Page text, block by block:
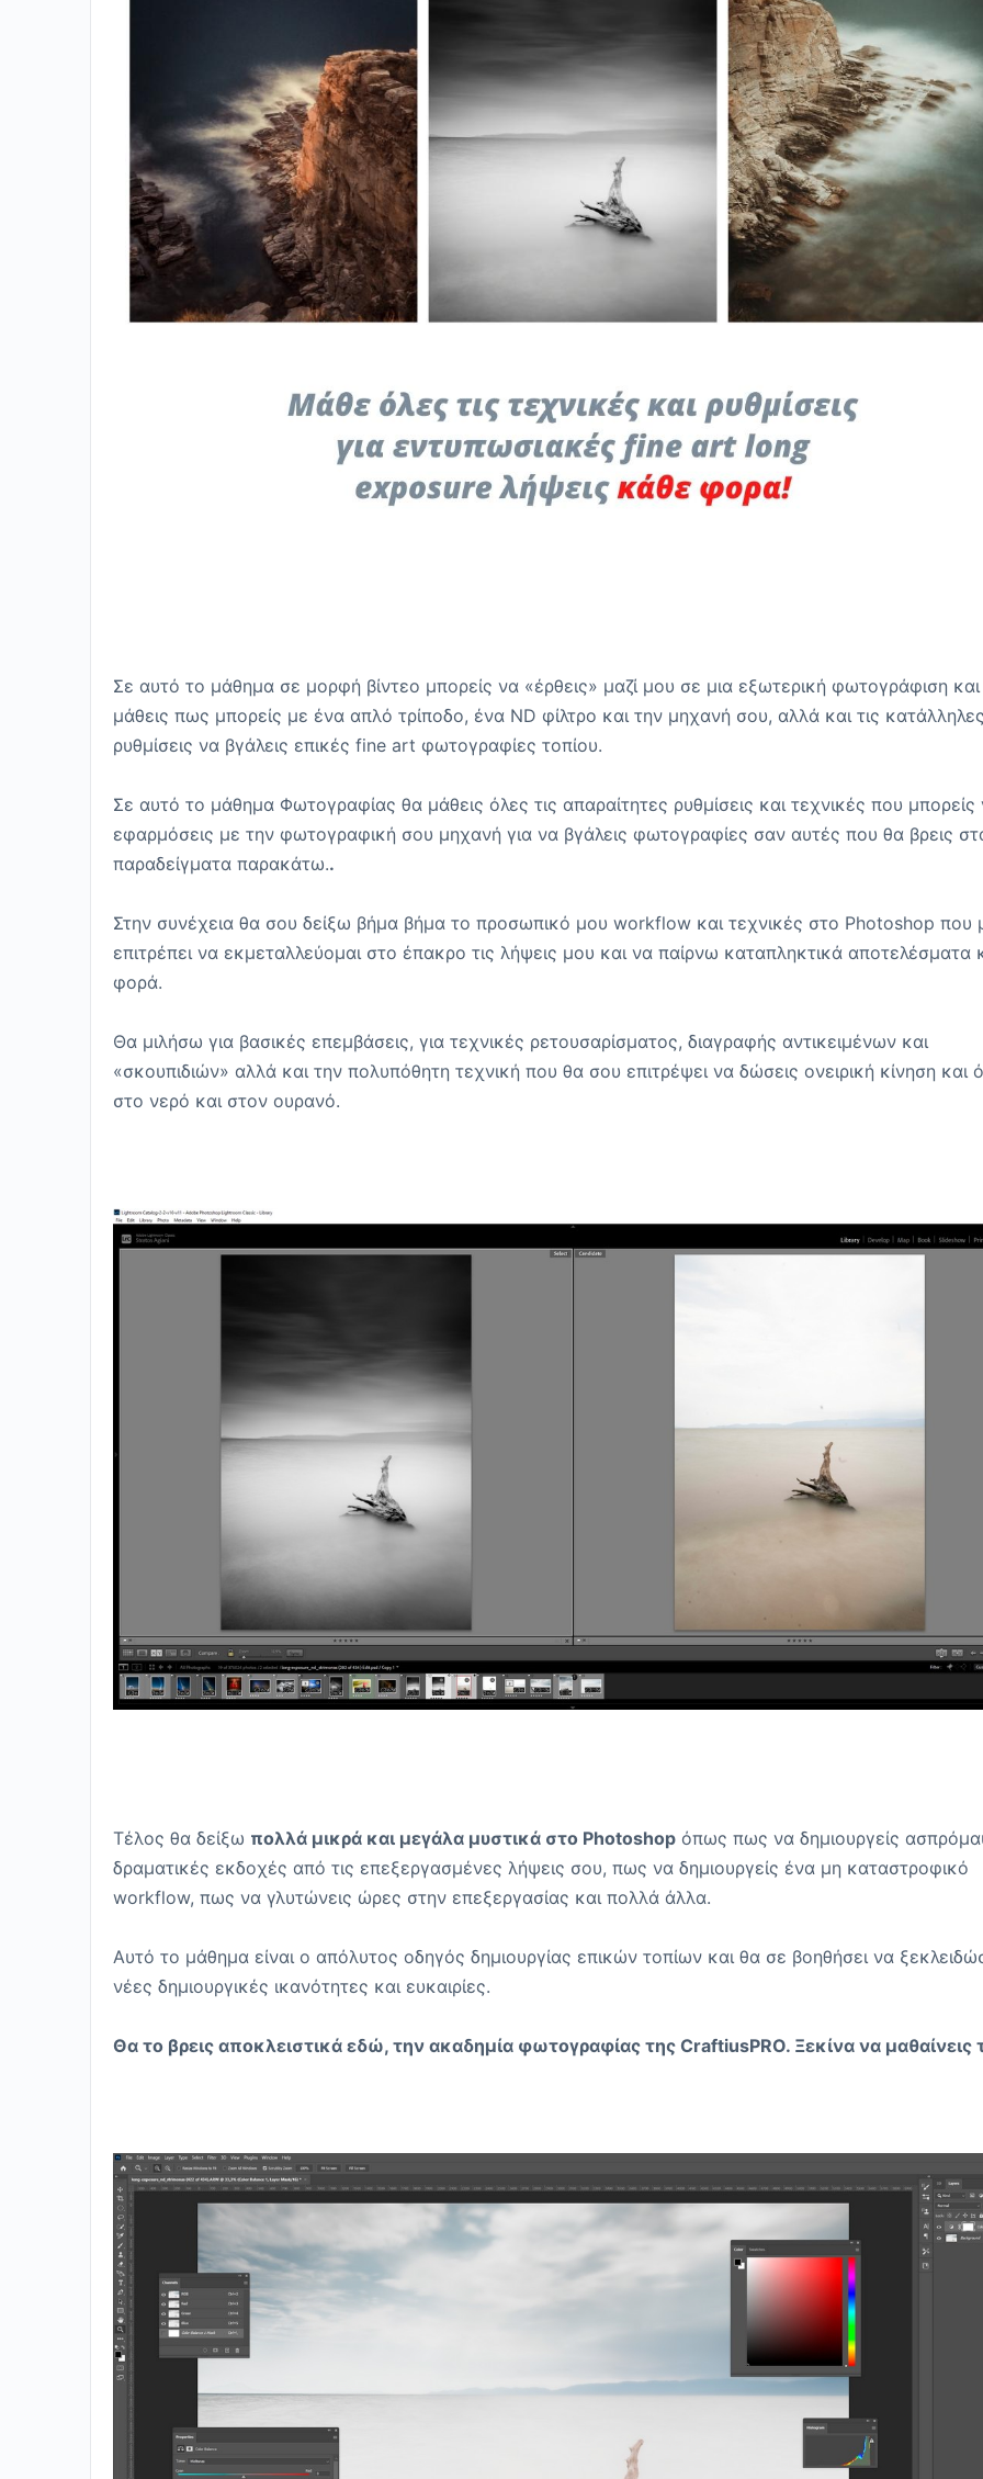
Σε αυτό το μάθημα σε μορφή βίντεο μπορείς να «έρθεις» μαζί μου σε μια εξωτερική φωτογράφιση
μάθεις πως μπορείς με ένα απλό τρίποδο, ένα ND φίλτρο και την μηχανή σου, αλλά και τις
ρυθμίσεις να βγάλεις επικές fine art φωτογραφίες τοπίου.
Σε αυτό το μάθημα Φωτογραφίας θα μάθεις όλες τις απαραίτητες ρυθμίσεις και τεχνικές που μπορείς
εφαρμόσεις με την φωτογραφική σου μηχανή για να βγάλεις φωτογραφίες σαν αυτές που θα βρεις
παραδείγματα παρακάτω..
Στην συνέχεια θα σου δείξω βήμα βήμα το προσωπικό μου workflow και τεχνικές στο Photoshop που
επιτρέπει να εκμεταλλεύομαι στο έπακρο τις λήψεις μου και να παίρνω καταπληκτικά αποτελέσματα
φορά.
Θα μιλήσω για βασικές επεμβάσεις, για τεχνικές ρετουσαρίσματος, διαγραφής αντικειμένων και
«σκουπιδιών» αλλά και την πολυπόθητη τεχνική που θα σου επιτρέψει να δώσεις ονειρική κίνηση και
στο νερό και στον ουρανό.
Τέλος θα δείξω πολλά μικρά και μεγάλα μυστικά στο Photoshop όπως πως να δημιουργείς
δραματικές εκδοχές από τις επεξεργασμένες λήψεις σου, πως να δημιουργείς ένα μη καταστροφικό
workflow, πως να γλυτώνεις ώρες στην επεξεργασίας και πολλά άλλα.
Αυτό το μάθημα είναι ο απόλυτος οδηγός δημιουργίας επικών τοπίων και θα σε βοηθήσει να
νέες δημιουργικές ικανότητες και ευκαιρίες.
Θα το βρεις αποκλειστικά εδώ, την ακαδημία φωτογραφίας της CraftiusPRO. Ξεκίνα να